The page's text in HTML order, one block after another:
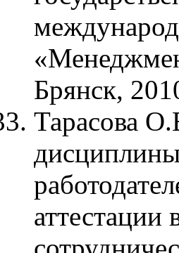
Брянск,
Тарасова
аттестации